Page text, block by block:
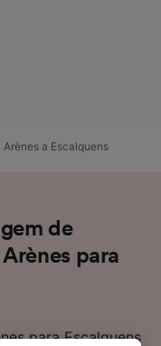
a Escalquens
de
para
para Escalquens